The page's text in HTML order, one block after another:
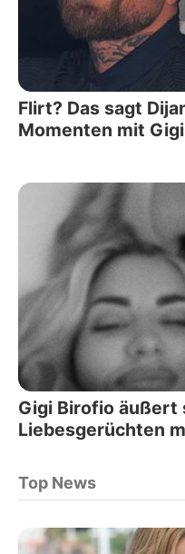
Flirt? Das sagt
Momenten mit Gigi
Gigi Birofio äußert
Liebesgerüchten
Top News